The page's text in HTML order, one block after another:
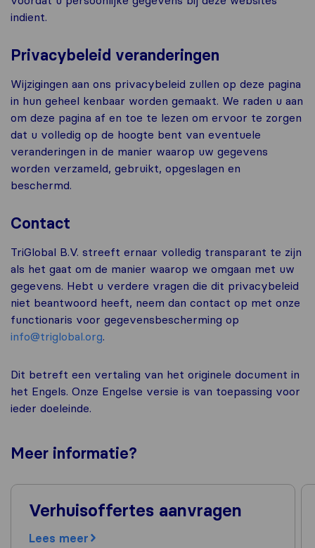
indient.
Privacybeleid veranderingen
Wijzigingen aan ons privacybeleid zullen op deze pagina
in hun geheel kenbaar worden gemaakt. We raden u aan
om deze pagina af en toe te lezen om ervoor te zorgen
dat u volledig op de hoogte bent van eventuele
veranderingen in de manier waarop uw gegevens
worden verzameld, gebruikt, opgeslagen en
beschermd.
Contact
TriGlobal B.V. streeft ernaar volledig transparant te zijn
als het gaat om de manier waarop we omgaan met uw
gegevens. Hebt u verdere vragen die dit privacybeleid
niet beantwoord heeft, neem dan contact op met onze
functionaris voor gegevensbescherming op
info@triglobal.org.
Dit betreft een vertaling van het originele document in
het Engels. Onze Engelse versie is van toepassing voor
ieder doeleinde.
Meer informatie?
Verhuisoffertes aanvragen
Lees meer